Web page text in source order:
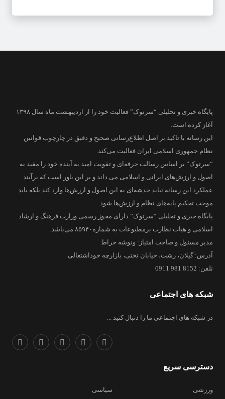
پایگاه خبری و تحلیلی “سرتوک” فعالیت خود را از اردیبهشت ماه سال ۱۳۹۸
آغاز کرده است.
این رسانه با تاکید بر اصل اطلاع‌رسانی صحیح و دقیق در چارچوب قوانین
نظام جمهوری اسلامی ایران فعالیت می‌کند.
“سرتوک” بر اساس رسالت حرفه‌ای و تقویت امید به آینده خود را مقید به
اصول و ارزش‌های ایرانی و اسلامی می داند و بر این باور است که برآیند
عملکرد این رسانه نباید خدشه‌ای به این اصول و ارزش‌ها وارد کند بلکه باید
موجب تحکیم پایه‌های نظام و ارزش‌ها شود.
پایگاه خبری و تحلیلی “سرتوک” دارای مجوز رسمی وزارت فرهنگ و ارشاد
اسلامی و هیات نظارت برمطبوعات به شماره۸۵۹۴۰ می‌باشد.
مدیر مسئول و صاحب امتیاز: ونوشه خراط
آدرس: گیلان، رشت، خیابان تختی، بازارچه خوداشتغالی
تلفن: 8152 981 0911
شبکه های اجتماعی
در شبکه های اجتماعی ما را دنبال کنید ...
دسترسی سریع
ورزشی
سیاسی